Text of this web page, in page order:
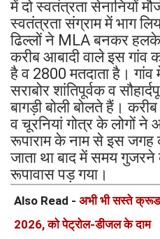
में दो स्वतंत्रता सेनानियों
स्वतंत्रता संग्राम में भाग
ढिल्लों ने MLA बनकर
करीब आबादी वाले इस गांव
है व 2800 मतदाता है। गांव
सराबोर शांतिपूर्वक व
बागड़ी बोली बोलते हैं।
व चूरनियां गोत्र के लोगों
रूपाराम के नाम से इस जगह
जाता था बाद में समय गुजरने
रूपावास पड़ गया।
Also Read - अभी भी सस्ते
2026, को पेट्रोल-डीजल के दाम